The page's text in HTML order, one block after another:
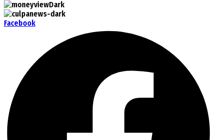
Facebook